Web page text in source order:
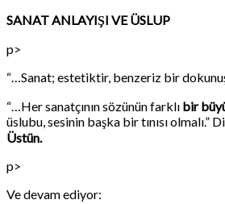
SANAT ANLAYIŞI VE ÜSLUP
p>
“…Sanat; estetiktir, benzeriz bir
“…Her sanatçının sözünün farklı bir
üslubu, sesinin başka bir tınısı olmalı.”
Üstün.
p>
Ve devam ediyor: